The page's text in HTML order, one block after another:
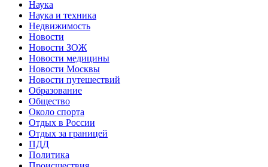
Наука
Наука и техника
Недвижимость
Новости
Новости ЗОЖ
Новости медицины
Новости Москвы
Новости путешествий
Образование
Общество
Около спорта
Отдых в России
Отдых за границей
ПДД
Политика